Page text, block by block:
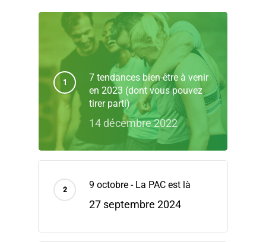
7 tendances bien-être à venir
en 2023 (dont vous pouvez
tirer parti)
14 décembre 2022
9 octobre - La PAC est là
27 septembre 2024